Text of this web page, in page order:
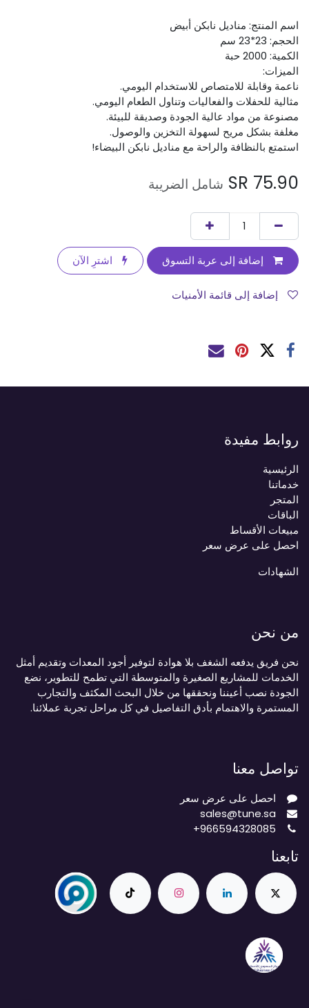
اسم المنتج: مناديل نابكن أبيض
الحجم: 23*23 سم
الكمية: 2000 حبة
الميزات:
ناعمة وقابلة للامتصاص للاستخدام اليومي.
مثالية للحفلات والفعاليات وتناول الطعام اليومي.
مصنوعة من مواد عالية الجودة وصديقة للبيئة.
مغلفة بشكل مريح لسهولة التخزين والوصول.
استمتع بالنظافة والراحة مع مناديل نابكن البيضاء!
75.90 شامل الضريبة
إضافة إلى عربة التسوق اشترِ الآن
روابط مفيدة
الرئيسية
خدماتنا
المتجر
الباقات
مبيعات الأقساط
احصل على عرض سعر
الشهادات
من نحن
نحن فريق يدفعه الشغف بلا هوادة لتوفير أجود المعدات وتقديم أمثل
الخدمات للمشاريع الصغيرة والمتوسطة التي تطمح للتطوير، نضع
الجودة نصب أعيننا ونحققها من خلال البحث المكثف والتجارب
المستمرة والاهتمام بأدق التفاصيل في كل مراحل تجربة عملائنا.
تواصل معنا
احصل على عرض سعر
sales@tune.sa
+966594328085
تابعنا